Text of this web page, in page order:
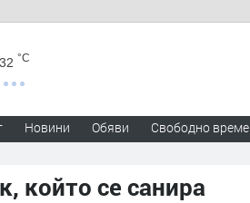
32 °C
Новини Обяви Свободно време
който се санира